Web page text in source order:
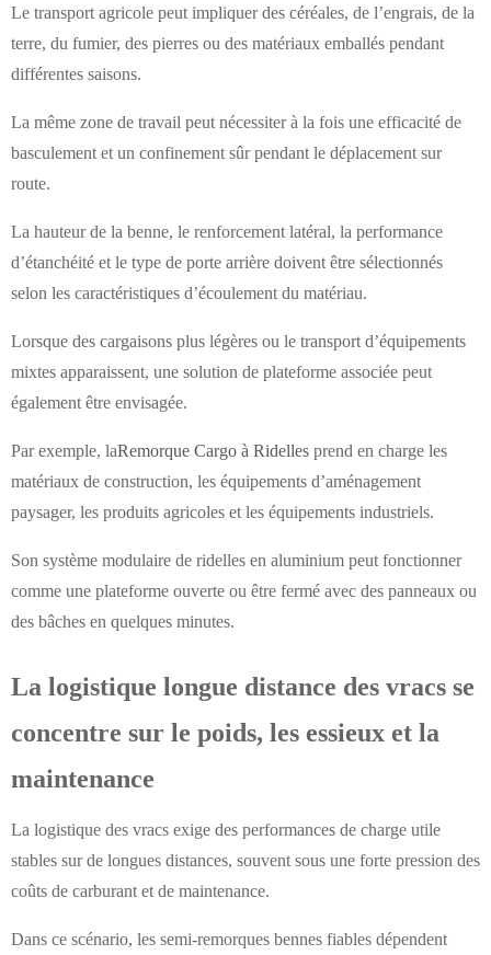
Le transport agricole peut impliquer des céréales, de l’engrais, de la
terre, du fumier, des pierres ou des matériaux emballés pendant
différentes saisons.
La même zone de travail peut nécessiter à la fois une efficacité de
basculement et un confinement sûr pendant le déplacement sur
route.
La hauteur de la benne, le renforcement latéral, la performance
d’étanchéité et le type de porte arrière doivent être sélectionnés
selon les caractéristiques d’écoulement du matériau.
Lorsque des cargaisons plus légères ou le transport d’équipements
mixtes apparaissent, une solution de plateforme associée peut
également être envisagée.
Par exemple, laRemorque Cargo à Ridelles prend en charge les
matériaux de construction, les équipements d’aménagement
paysager, les produits agricoles et les équipements industriels.
Son système modulaire de ridelles en aluminium peut fonctionner
comme une plateforme ouverte ou être fermé avec des panneaux ou
des bâches en quelques minutes.
La logistique longue distance des vracs se
concentre sur le poids, les essieux et la
maintenance
La logistique des vracs exige des performances de charge utile
stables sur de longues distances, souvent sous une forte pression des
coûts de carburant et de maintenance.
Dans ce scénario, les semi-remorques bennes fiables dépendent